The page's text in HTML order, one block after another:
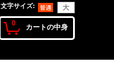
文字サイズ:
0 カートの中身